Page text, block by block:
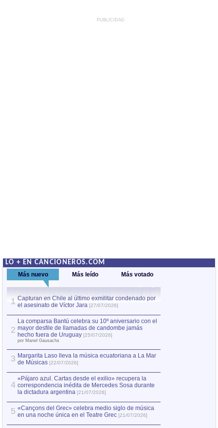
PUBLICIDAD
LO + EN CANCIONEROS.COM
Más nuevo Más leído Más votado
1 Capturan en Chile al último exmilitar condenado por
el asesinato de Víctor Jara [27/07/2026]
2
La comparsa Bantú celebra su 10º aniversario con el
mayor desfile de llamadas de candombe jamás
hecho fuera de Uruguay [25/07/2026]
por Manel Gausachs
3 Margarita Laso lleva la música ecuatoriana a La Mar
de Músicas [22/07/2026]
4
«Pájaro azul. Cartas desde el exilio» recupera la
correspondencia inédita de Mercedes Sosa durante
la dictadura argentina [21/07/2026]
5 «Cançons del Grec» celebra medio siglo de música
en una noche única en el Teatre Grec [21/07/2026]